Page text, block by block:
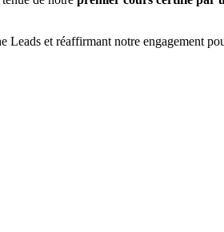
Leads et réaffirmant notre engagement